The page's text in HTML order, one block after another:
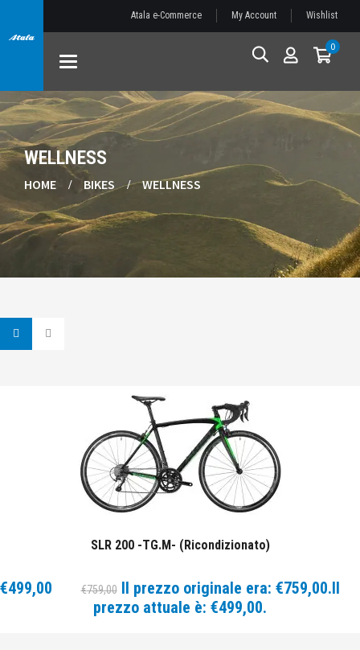
Atala e-Commerce My Account Wishlist
Toggle
0
WELLNESS
HOME BIKES WELLNESS
SLR 200 -TG.M- (Ricondizionato)
€759,00 Il prezzo originale era: €759,00.
€499,00
Il
prezzo attuale è: €499,00.